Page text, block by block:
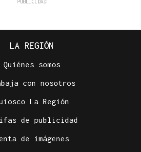
LA REGIÓN
Quiénes somos
con nosotros
La Región
de publicidad
de imágenes